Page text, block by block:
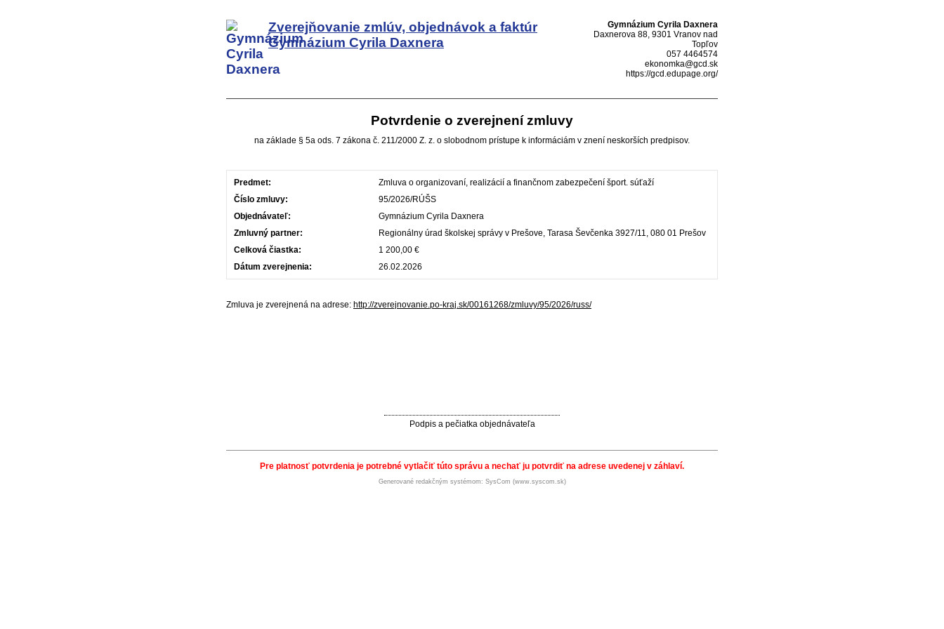
Zverejňovanie zmlúv, objednávok a faktúr
Gymnázium Cyrila Daxnera
Gymnázium Cyrila Daxnera
Daxnerova 88, 9301 Vranov nad
Topľov
057 4464574
ekonomka@gcd.sk
https://gcd.edupage.org/
Potvrdenie o zverejnení zmluvy
na základe § 5a ods. 7 zákona č. 211/2000 Z. z. o slobodnom prístupe k informáciám v znení neskorších predpisov.
Predmet:
Zmluva o organizovaní, realizácií a finančnom zabezpečení šport. súťaží
Číslo zmluvy:
95/2026/RÚŠS
Objednávateľ:
Gymnázium Cyrila Daxnera
Zmluvný partner:
Regionálny úrad školskej správy v Prešove, Tarasa Ševčenka 3927/11, 080 01 Prešov
Celková čiastka:
1 200,00 €
Dátum zverejnenia:
26.02.2026
Zmluva je zverejnená na adrese: http://zverejnovanie.po-kraj.sk/00161268/zmluvy/95/2026/russ/
Podpis a pečiatka objednávateľa
Pre platnosť potvrdenia je potrebné vytlačiť túto správu a nechať ju potvrdiť na adrese uvedenej v záhlaví.
Generované redakčným systémom: SysCom (www.syscom.sk)